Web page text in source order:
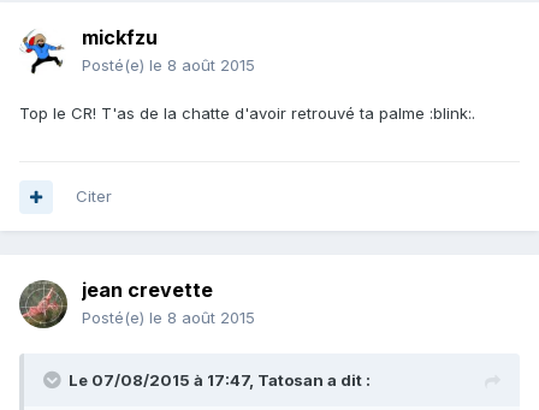
mickfzu
Posté(e) le 8 août 2015
Top le CR! T'as de la chatte d'avoir retrouvé ta palme :blink:.
Citer
jean crevette
Posté(e) le 8 août 2015
Le 07/08/2015 à 17:47, Tatosan a dit :